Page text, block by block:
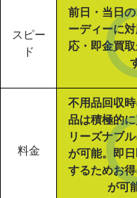
スピー
ド
前日・当日
ーディーに
応・即金買
料金
不用品回収
品は積極的に
リーズナブ
が可能。即
するためお
が可